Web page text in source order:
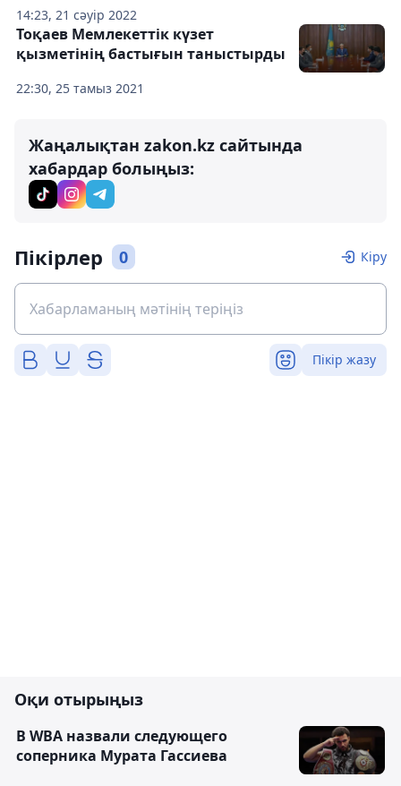
14:23, 21 сәуір 2022
22:30, 25 тамыз 2021
Тоқаев Мемлекеттік күзет
қызметінің бастығын таныстырды
Жаңалықтан zakon.kz сайтында
хабардар болыңыз:
Пікірлер 0 Кіру
Пікір жазу
Оқи отырыңыз
В WBA назвали следующего
соперника Мурата Гассиева